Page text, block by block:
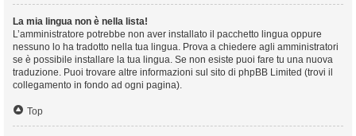
La mia lingua non è nella lista!
L’amministratore potrebbe non aver installato il pacchetto lingua oppure
nessuno lo ha tradotto nella tua lingua. Prova a chiedere agli amministratori
se è possibile installare la tua lingua. Se non esiste puoi fare tu una nuova
traduzione. Puoi trovare altre informazioni sul sito di phpBB Limited (trovi il
collegamento in fondo ad ogni pagina).
Top